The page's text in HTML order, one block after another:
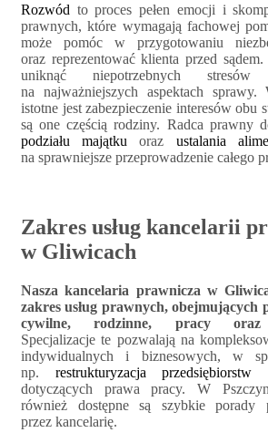
Rozwód to proces pełen emocji i
prawnych, które wymagają fachowej
może pomóc w przygotowaniu
oraz reprezentować klienta przed
uniknąć niepotrzebnych
na najważniejszych aspektach
istotne jest zabezpieczenie interesów obu
są one częścią rodziny. Radca prawny
podziału majątku oraz ustalania
na sprawniejsze przeprowadzenie całego
Zakres usług kancelarii
w Gliwicach
Nasza kancelaria prawnicza w
zakres usług prawnych, obejmujących
cywilne, rodzinne, pracy oraz
Specjalizacje te pozwalają na
indywidualnych i biznesowych, w
np. restrukturyzacja przedsiębiorstw
dotyczących prawa pracy. W
również dostępne są szybkie porady
przez kancelarię.